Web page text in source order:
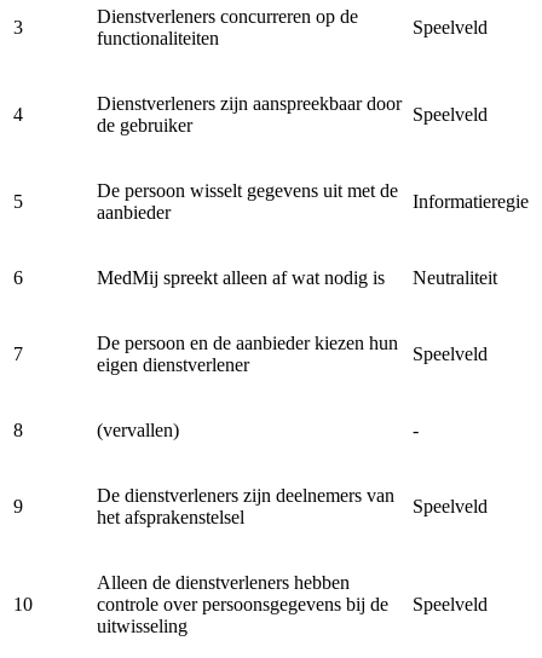
3
Dienstverleners concurreren op de
functionaliteiten
Speelveld
4
Dienstverleners zijn aanspreekbaar door
de gebruiker
Speelveld
5
De persoon wisselt gegevens uit met de
aanbieder
Informatieregie
6 MedMij spreekt alleen af wat nodig is Neutraliteit
7
De persoon en de aanbieder kiezen hun
eigen dienstverlener
Speelveld
8 (vervallen) -
9
De dienstverleners zijn deelnemers van
het afsprakenstelsel
Speelveld
10
Alleen de dienstverleners hebben
controle over persoonsgegevens bij de
uitwisseling
Speelveld